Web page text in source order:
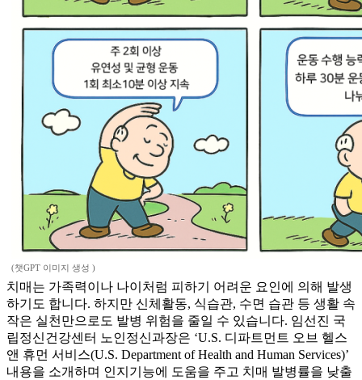
(챗GPT 이미지 생성 )
치매는 가족력이나 나이처럼 피하기 어려운 요인에 의해 발생
하기도 합니다. 하지만 신체활동, 식습관, 수면 습관 등 생활 속
작은 실천만으로도 발병 위험을 줄일 수 있습니다. 임선진 국
립정신건강센터 노인정신과장은 ‘U.S. 디파트먼트 오브 헬스
앤 휴먼 서비스(U.S. Department of Health and Human Services)’
내용을 소개하며 인지기능에 도움을 주고 치매 발병률을 낮출